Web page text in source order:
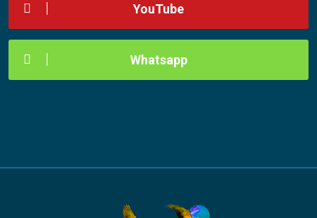
YouTube
Whatsapp